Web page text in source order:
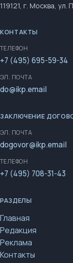
119121, г. Москва, ул.
КОНТАКТЫ
ТЕЛЕФОН
+7 (495) 695-59-34
ЭЛ. ПОЧТА
do@ikp.email
ЗАКЛЮЧЕНИЕ
ЭЛ. ПОЧТА
dogovor@ikp.email
ТЕЛЕФОН
+7 (495) 708-31-43
РАЗДЕЛЫ
Главная
Редакция
Реклама
Контакты